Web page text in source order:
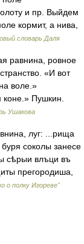
и пр. Выйдем
кормит, а нива,
словарь Даля
равнина, ровное
«И вот
воле.»
Пушкин.
Ушакова
луг: ...рища
соколы занесе
сѣрыи влъци въ
прегородиша,
о полку Игореве"